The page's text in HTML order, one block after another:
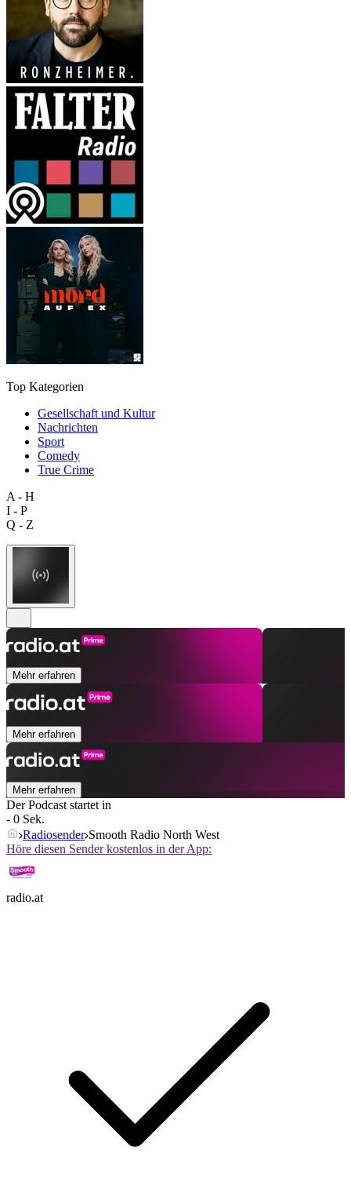
Top Kategorien
Gesellschaft und Kultur
Nachrichten
Sport
Comedy
True Crime
A - H
I - P
Q - Z
Mehr erfahren
Mehr erfahren
Mehr erfahren
Der Podcast startet in
- 0 Sek.
Radiosender Smooth Radio North West
Höre diesen Sender kostenlos in der App:
radio.at